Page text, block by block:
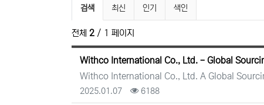
검색 최신 인기 색인
전체 2 / 1 페이지
Withco International Co., Ltd. - Global
Withco International Co., Ltd. A Global
등록일
2025.01.07 조회
6188